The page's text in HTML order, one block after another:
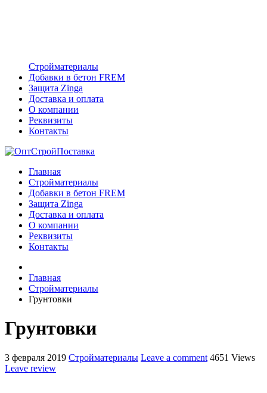
Стройматериалы
Добавки в бетон FREM
Защита Zinga
Доставка и оплата
О компании
Реквизиты
Контакты
Главная
Стройматериалы
Добавки в бетон FREM
Защита Zinga
Доставка и оплата
О компании
Реквизиты
Контакты
Главная
Стройматериалы
Грунтовки
Грунтовки
3 февраля 2019 Стройматериалы Leave a comment 4651 Views
Leave review